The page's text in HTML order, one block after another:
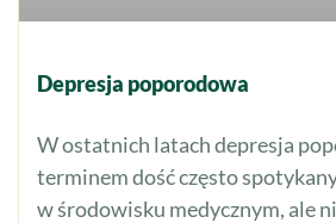
Depresja poporodowa
W ostatnich latach depresja
terminem dość często
w środowisku medycznym, ale